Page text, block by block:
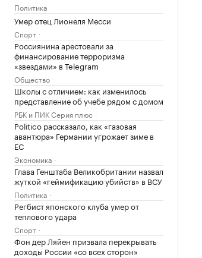
Политика
Умер отец Лионеля Месси
Спорт
Россиянина арестовали за
финансирование терроризма
«звездами» в Telegram
Общество
Школы с отличием: как изменилось
представление об учебе рядом с домом
РБК и ПИК Серия плюс
Politico рассказало, как «газовая
авантюра» Германии угрожает зиме в
ЕС
Экономика
Глава Генштаба Великобритании назвал
жуткой «геймификацию убийств» в ВСУ
Политика
Регбист японского клуба умер от
теплового удара
Спорт
Фон дер Ляйен призвала перекрывать
доходы России «со всех сторон»